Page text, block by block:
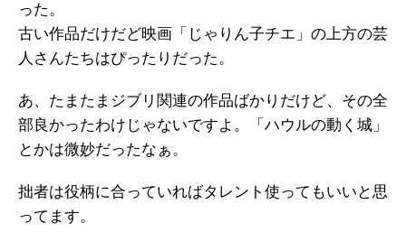
った。
古い作品だけだど映画「じゃりん子チエ」の上方の芸
人さんたちはぴったりだった。
あ、たまたまジブリ関連の作品ばかりだけど、その全
部良かったわけじゃないですよ。「ハウルの動く城」
とかは微妙だったなぁ。
拙者は役柄に合っていればタレント使ってもいいと思
ってます。